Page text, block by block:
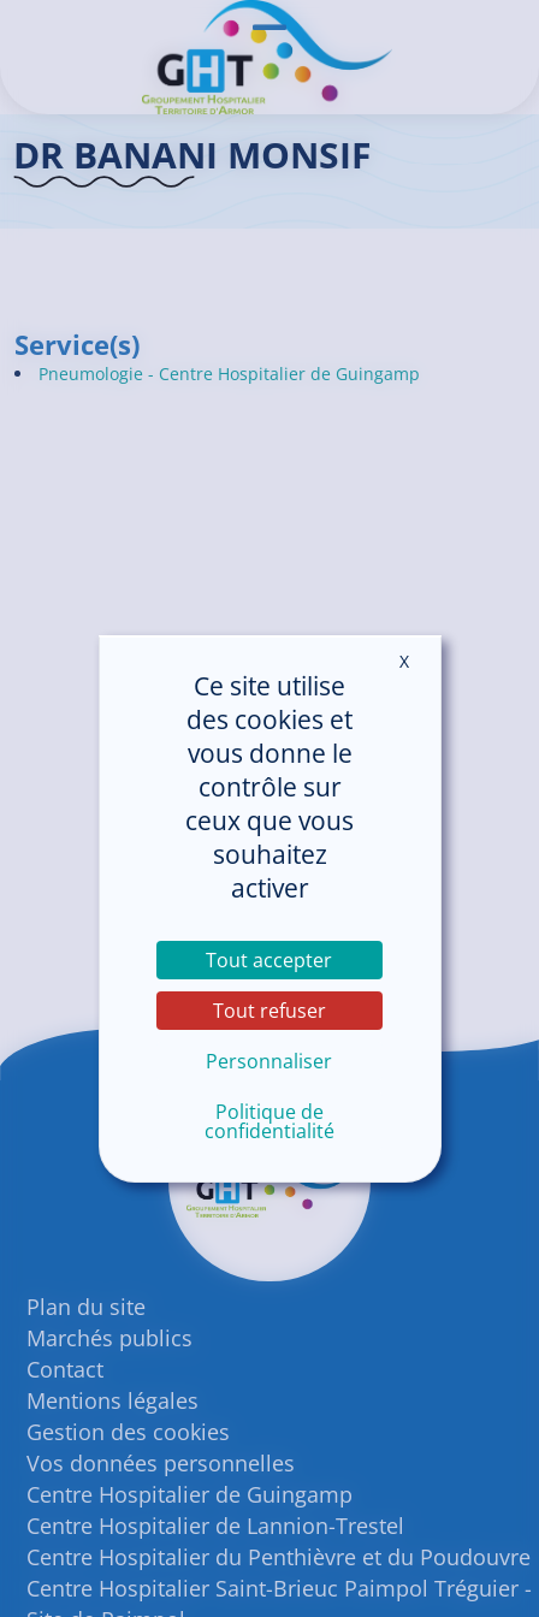
Ouvrir/Fermer le menu
>Dr BANANI Monsif
DR BANANI MONSIF
Service(s)
Pneumologie - Centre Hospitalier de Guingamp
Plan du site
Marchés publics
Contact
Mentions légales
Gestion des cookies
Vos données personnelles
Centre Hospitalier de Guingamp
Centre Hospitalier de Lannion-Trestel
Centre Hospitalier du Penthièvre et du Poudouvre
Centre Hospitalier Saint-Brieuc Paimpol Tréguier -
Panneau de gestion des cookies
Ce site utilise
des cookies et
vous donne le
contrôle sur
ceux que vous
souhaitez
activer
Tout accepter
Tout refuser
Personnaliser
Politique de
confidentialité
XMasquer le